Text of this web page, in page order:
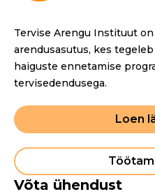
Tervise Arengu Instituut
arendusasutus, kes
haiguste ennetamise
tervisedendusega.
Loen
Võta ühendust